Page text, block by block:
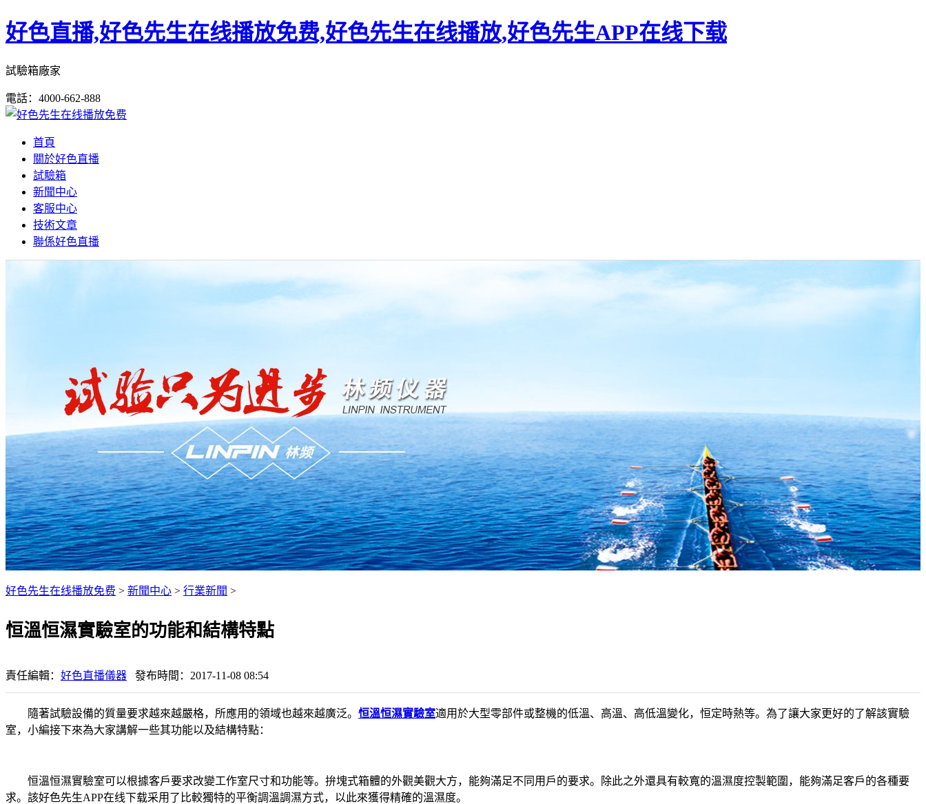
好色直播,好色先生在线播放免费,好色先生在线播放,好色先生APP在线下载
試驗箱廠家
電話：4000-662-888
首頁
關於好色直播
試驗箱
新聞中心
客服中心
技術文章
聯係好色直播
好色先生在线播放免费 > 新聞中心 > 行業新聞 >
恒溫恒濕實驗室的功能和結構特點
責任編輯： 好色直播儀器 發布時間：2017-11-08 08:54
隨著試驗設備的質量要求越來越嚴格，所應用的領域也越來越廣泛。 恒溫恒濕實驗室適用於大型零部件或整機的低溫、高溫、高低溫變化，恒定時熱等。為了讓大家更好的了解該實驗
室，小編接下來為大家講解一些其功能以及結構特點：
恒溫恒濕實驗室可以根據客戶要求改變工作室尺寸和功能等。拚塊式箱體的外觀美觀大方，能夠滿足不同用戶的要求。除此之外還具有較寬的溫濕度控製範圍，能夠滿足客戶的各種要
求。該好色先生APP在线下载采用了比較獨特的平衡調溫調濕方式，以此來獲得精確的溫濕度。